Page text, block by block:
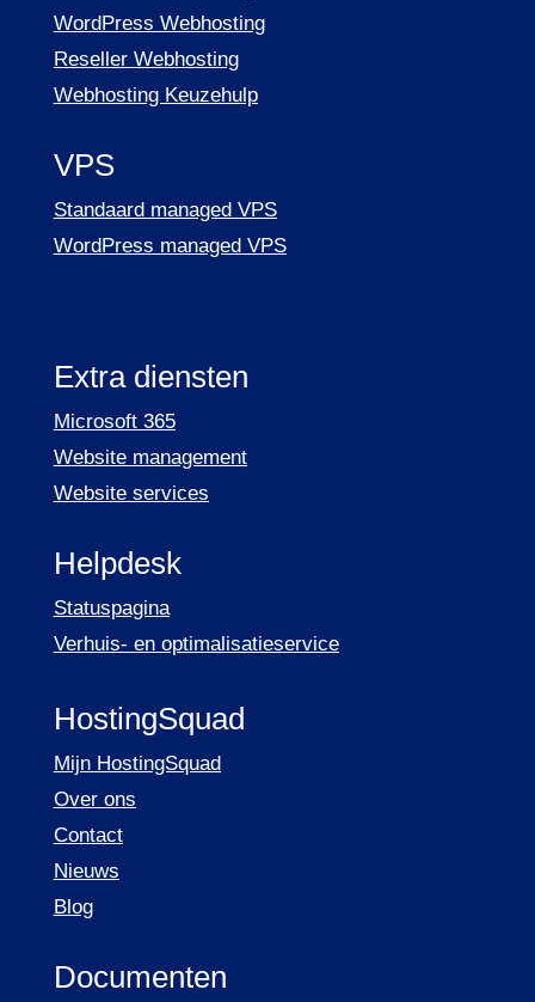
WordPress Webhosting
Reseller Webhosting
Webhosting Keuzehulp
VPS
Standaard managed VPS
WordPress managed VPS
Extra diensten
Microsoft 365
Website management
Website services
Helpdesk
Statuspagina
Verhuis- en optimalisatieservice
HostingSquad
Mijn HostingSquad
Over ons
Contact
Nieuws
Blog
Documenten